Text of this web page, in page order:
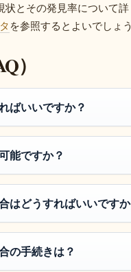
とその発見率について
を参照するとよいでしょ
）
ばいいですか？
能ですか？
はどうすればいいです
の手続きは？